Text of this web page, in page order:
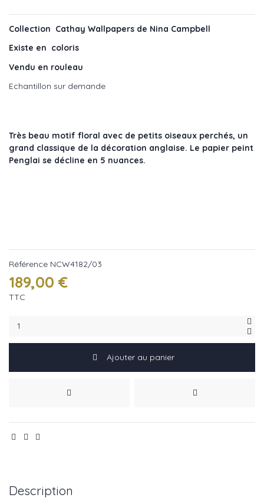
Collection Cathay Wallpapers de Nina Campbell
Existe en coloris
Vendu en rouleau
Echantillon sur demande
Très beau motif floral avec de petits oiseaux perchés, un
grand classique de la décoration anglaise. Le papier peint
Penglai se décline en 5 nuances.
Référence NCW4182/03
189,00 €
TTC
Ajouter au panier
Description